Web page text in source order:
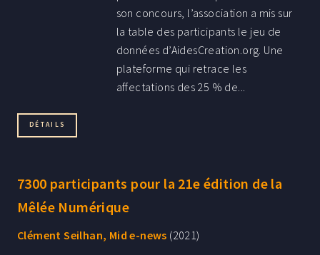
son concours, l’association a mis sur
la table des participants le jeu de
données d’AidesCreation.org. Une
plateforme qui retrace les
affectations des 25 % de...
DÉTAILS
7300 participants pour la 21e édition de la
Mêlée Numérique
Clément Seilhan, Mid e-news (2021)